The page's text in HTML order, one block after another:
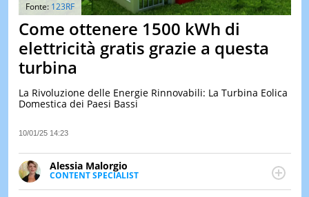
&
TEST
LE
DI
IERI
Fonte: 123RF
Come ottenere 1500 kWh di
elettricità gratis grazie a questa
turbina
La Rivoluzione delle Energie Rinnovabili: La Turbina Eolica
Domestica dei Paesi Bassi
10/01/25 14:23
Alessia Malorgio
CONTENT SPECIALIST
Ha conseguito un Master in Marketing Management